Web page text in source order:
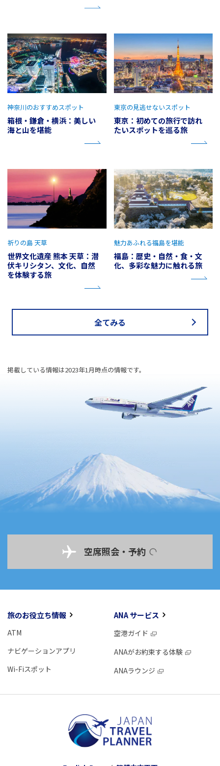
箱根・鎌倉・横浜：美しい
海と山を堪能
神奈川のおすすめスポット
東京：初めての旅行で訪れ
たいスポットを巡る旅
東京の見逃せないスポット
世界文化遺産 熊本 天草：潜
伏キリシタン、文化、自然
を体験する旅
祈りの島 天草
福島：歴史・自然・食・文
化、多彩な魅力に触れる旅
魅力あふれる福島を堪能
全てみる
掲載している情報は2023年1月時点の情報です。
空席照会・予約
旅のお役立ち情報
ATM
ナビゲーションアプリ
Wi-Fiスポット
ANA サービス
空港ガイド
ANAがお約束する体験
ANAラウンジ